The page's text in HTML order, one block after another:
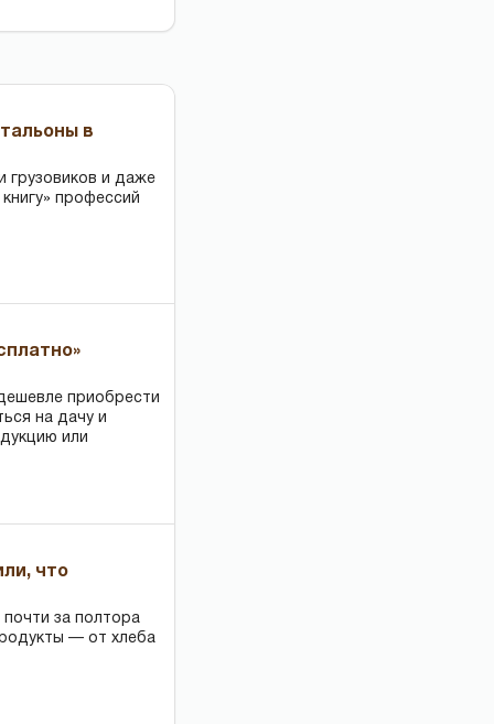
в
грузовиков и даже
профессий
приобрести
на дачу и
или
что
почти за полтора
— от хлеба